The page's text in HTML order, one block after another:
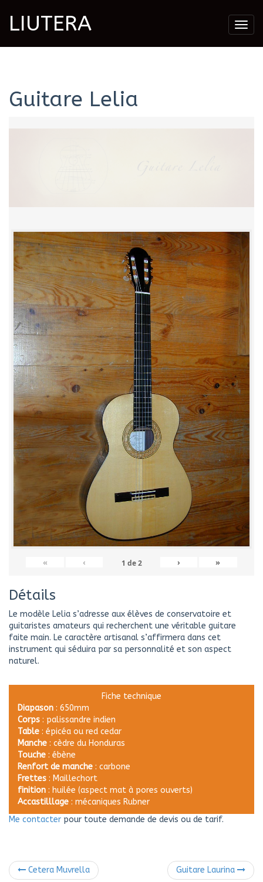
LIUTERA
Guitare Lelia
« ‹ 1 de2 › »
Détails
Le modèle Lelia s’adresse aux élèves de conservatoire et
guitaristes amateurs qui recherchent une véritable guitare
faite main. Le caractère artisanal s’affirmera dans cet
instrument qui séduira par sa personnalité et son aspect
naturel.
Fiche technique
Diapason : 650mm
Corps : palissandre indien
Table : épicéa ou red cedar
Manche : cèdre du Honduras
Touche : ébène
Renfort de manche : carbone
Frettes : Maillechort
finition : huilée (aspect mat à pores ouverts)
Accastilllage : mécaniques Rubner
Me contacter pour toute demande de devis ou de tarif.
Cetera Muvrella Guitare Laurina